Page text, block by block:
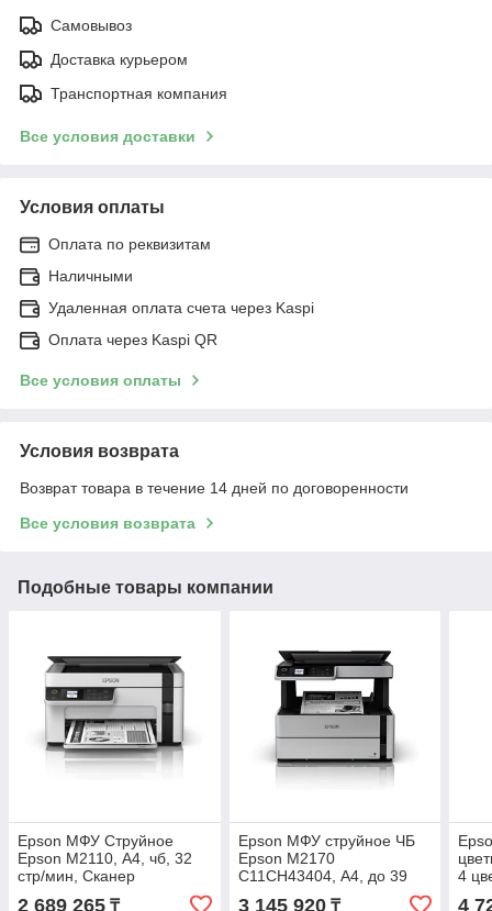
Самовывоз
Доставка курьером
Транспортная компания
Все условия доставки
Условия оплаты
Оплата по реквизитам
Наличными
Удаленная оплата счета через Kaspi
Оплата через Kaspi QR
Все условия оплаты
Условия возврата
Возврат товара в течение 14 дней по договоренности
Все условия возврата
Подобные товары компании
Epson МФУ Струйное
Epson M2110, А4, чб, 32
стр/мин, Сканер
1200x2400dpi, USB,
2 689 265 ₸
Epson МФУ струйное ЧБ
Epson M2170
C11CH43404, А4, до 39
стр/мин, Ethernet, Wi-Fi,
3 145 920₸
4
4